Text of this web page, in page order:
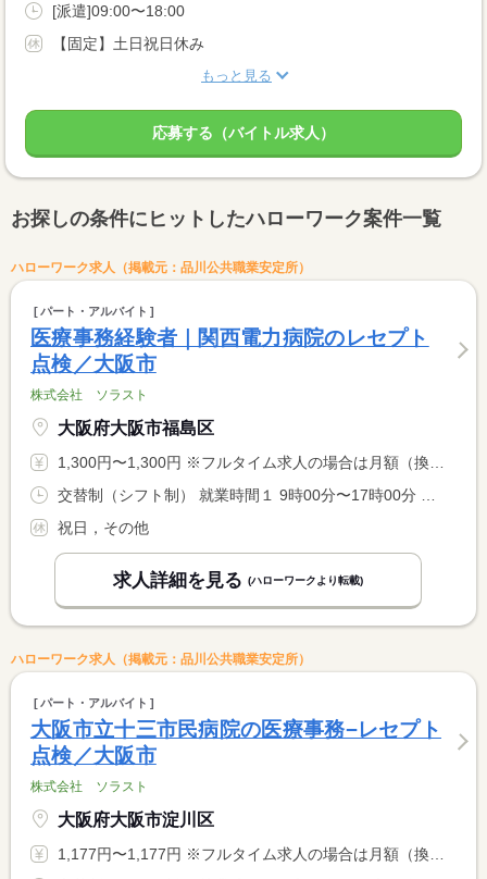
[派遣]09:00〜18:00
【固定】土日祝日休み
もっと見る
応募する（バイトル求人）
お探しの条件にヒットしたハローワーク案件一覧
ハローワーク求人（掲載元：品川公共職業安定所）
パート・アルバイト
医療事務経験者｜関西電力病院のレセプト
点検／大阪市
株式会社 ソラスト
大阪府大阪市福島区
1,300円〜1,300円 ※フルタイム求人の場合は月額（換算額）、パート求人の場合は時間額を表示しています。
祝日，その他
求人詳細を見る (ハローワークより転載)
ハローワーク求人（掲載元：品川公共職業安定所）
パート・アルバイト
大阪市立十三市民病院の医療事務−レセプト
点検／大阪市
株式会社 ソラスト
大阪府大阪市淀川区
1,177円〜1,177円 ※フルタイム求人の場合は月額（換算額）、パート求人の場合は時間額を表示しています。